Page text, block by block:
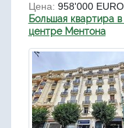
Цена: 958'000 EURO
Большая квартира
центре Ментона